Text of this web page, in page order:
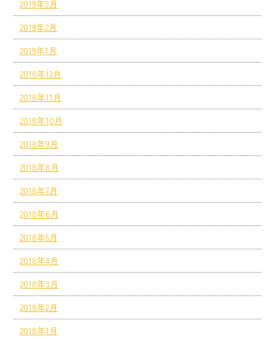
2019年3月
2019年2月
2019年1月
2018年12月
2018年11月
2018年10月
2018年9月
2018年8月
2018年7月
2018年6月
2018年5月
2018年4月
2018年3月
2018年2月
2018年1月